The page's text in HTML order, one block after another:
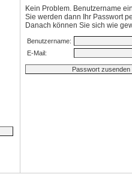
Kein Problem. Benutzername
Sie werden dann Ihr Passwort
Danach können Sie sich wie
Benutzername:
E-Mail: